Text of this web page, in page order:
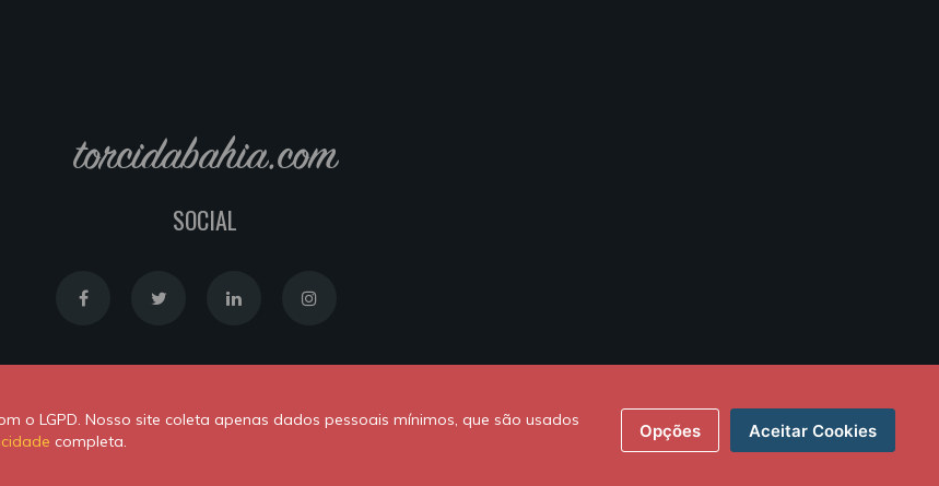
torcidabahia.com
SOCIAL
byNewton Duarte
o LGPD. Nosso site coleta apenas dados pessoais mínimos, que são usados
completa. Opções Aceitar Cookies